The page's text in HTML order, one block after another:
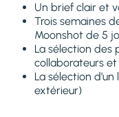
Un brief clair et
Trois semaines
Moonshot de 5
La sélection des
collaborateurs et
La sélection
extérieur)